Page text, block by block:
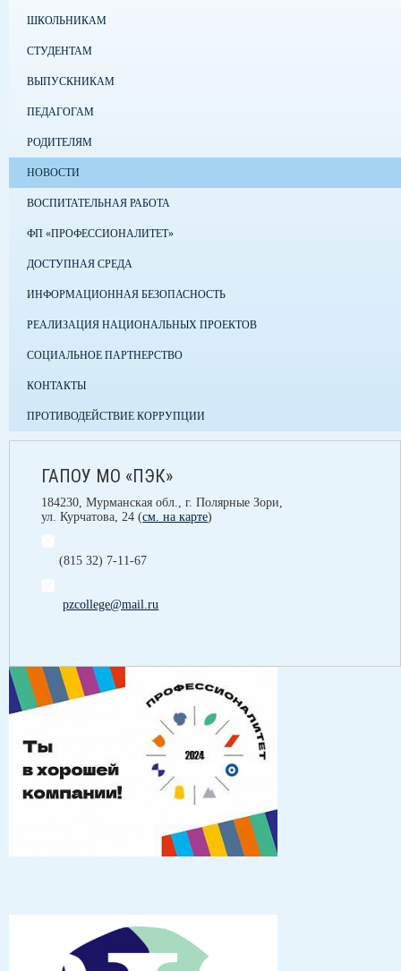
ШКОЛЬНИКАМ
СТУДЕНТАМ
ВЫПУСКНИКАМ
ПЕДАГОГАМ
РОДИТЕЛЯМ
НОВОСТИ
ВОСПИТАТЕЛЬНАЯ РАБОТА
ФП «ПРОФЕССИОНАЛИТЕТ»
ДОСТУПНАЯ СРЕДА
ИНФОРМАЦИОННАЯ БЕЗОПАСНОСТЬ
РЕАЛИЗАЦИЯ НАЦИОНАЛЬНЫХ ПРОЕКТОВ
СОЦИАЛЬНОЕ ПАРТНЕРСТВО
КОНТАКТЫ
ПРОТИВОДЕЙСТВИЕ КОРРУПЦИИ
ГАПОУ МО «ПЭК»
184230, Мурманская обл., г. Полярные Зори,
ул. Курчатова, 24 (см. на карте)
(815 32) 7-11-67
pzcollege@mail.ru